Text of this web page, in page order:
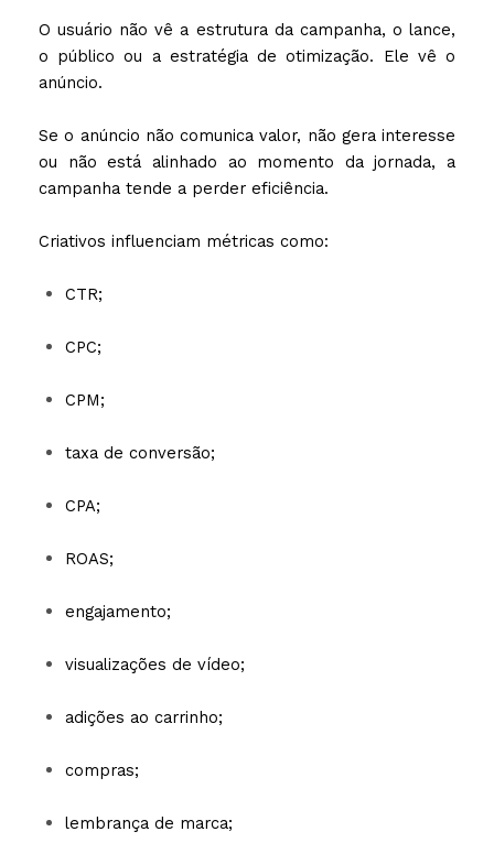
O usuário não vê a estrutura da campanha, o lance,
o público ou a estratégia de otimização. Ele vê o
anúncio.
Se o anúncio não comunica valor, não gera interesse
ou não está alinhado ao momento da jornada, a
campanha tende a perder eficiência.
Criativos influenciam métricas como:
CTR;
CPC;
CPM;
taxa de conversão;
CPA;
ROAS;
engajamento;
visualizações de vídeo;
adições ao carrinho;
compras;
lembrança de marca;